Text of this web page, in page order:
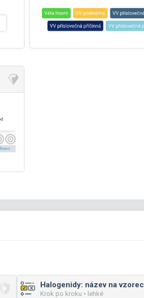
Halogenidy: název na vzorec
Krok po kroku • lehké